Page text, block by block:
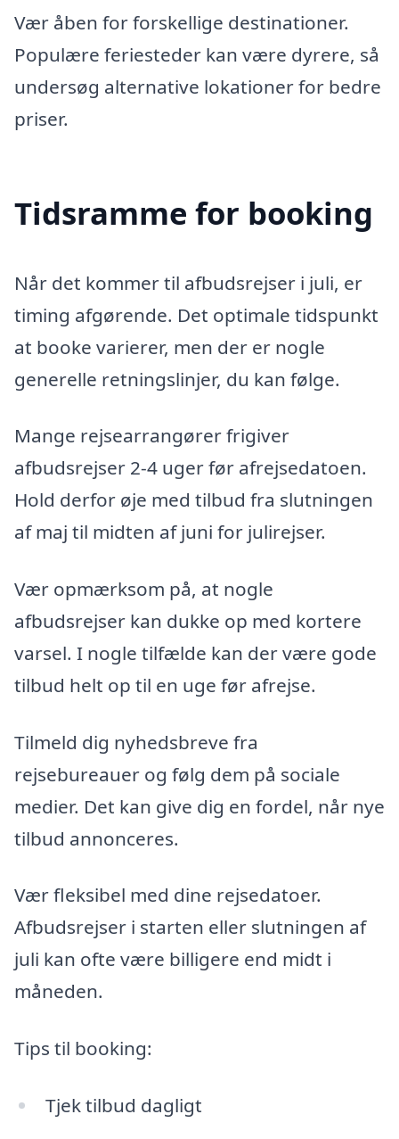
Vær åben for forskellige destinationer.
Populære feriesteder kan være dyrere, så
undersøg alternative lokationer for bedre
priser.
Tidsramme for booking
Når det kommer til afbudsrejser i juli, er
timing afgørende. Det optimale tidspunkt
at booke varierer, men der er nogle
generelle retningslinjer, du kan følge.
Mange rejsearrangører frigiver
afbudsrejser 2-4 uger før afrejsedatoen.
Hold derfor øje med tilbud fra slutningen
af maj til midten af juni for julirejser.
Vær opmærksom på, at nogle
afbudsrejser kan dukke op med kortere
varsel. I nogle tilfælde kan der være gode
tilbud helt op til en uge før afrejse.
Tilmeld dig nyhedsbreve fra
rejsebureauer og følg dem på sociale
medier. Det kan give dig en fordel, når nye
tilbud annonceres.
Vær fleksibel med dine rejsedatoer.
Afbudsrejser i starten eller slutningen af
juli kan ofte være billigere end midt i
måneden.
Tips til booking:
Tjek tilbud dagligt